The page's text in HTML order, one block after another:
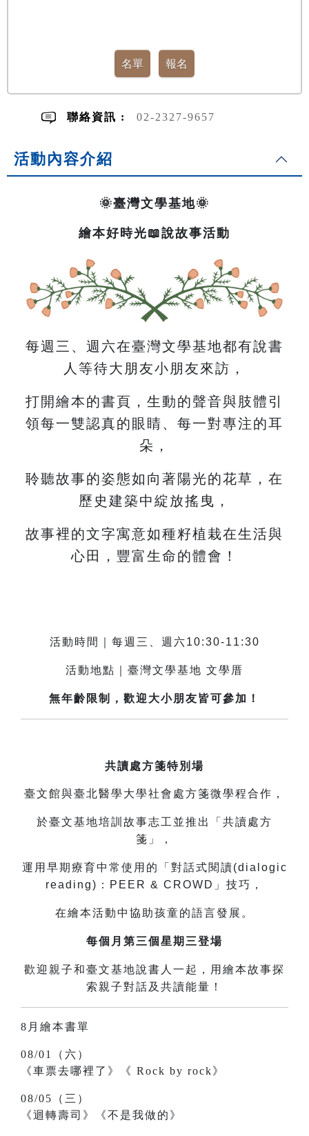
聯絡資訊 : 02-2327-9657
活動內容介紹
🌞臺灣文學基地🌞
繪本好時光📖說故事活動
每週三、週六在臺灣文學基地都有說書
人等待大朋友小朋友來訪，
打開繪本的書頁，生動的聲音與肢體引
領每一雙認真的眼睛、每一對專注的耳
朵，
聆聽故事的姿態如向著陽光的花草，在
歷史建築中綻放搖曳，
故事裡的文字寓意如種籽植栽在生活與
心田，豐富生命的體會！
活動時間｜每週三、週六10:30-11:30
活動地點｜臺灣文學基地 文學厝
無年齡限制，歡迎大小朋友皆可參加！
共讀處方箋特別場
臺文館與臺北醫學大學社會處方箋微學程合作，
於臺文基地培訓故事志工並推出「共讀處方
箋」，
運用早期療育中常使用的「對話式閱讀(dialogic
reading)：PEER & CROWD」技巧，
在繪本活動中協助孩童的語言發展。
每個月第三個星期三登場
歡迎親子和臺文基地說書人一起，用繪本故事探
索親子對話及共讀能量！
8月繪本書單
08/01（六）
《車票去哪裡了》《 Rock by rock》
08/05（三）
《迴轉壽司》《不是我做的》